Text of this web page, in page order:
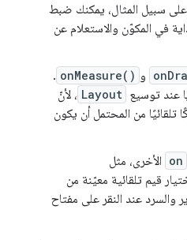
سبيل المثال، يمكنك ضبط
في المكوّن والاستعلام عن
و onMeasure()
.
عند توسيع Layout ، لأنّ
من المحتمل أن يكون
on الأخرى، مثل
قيم تلقائية معيّنة من
والسرد عند النقر على مفتاح